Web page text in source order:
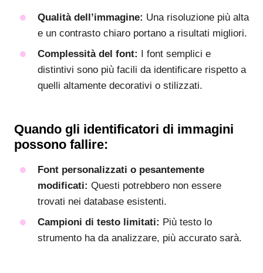
Qualità dell’immagine: Una risoluzione più alta
e un contrasto chiaro portano a risultati migliori.
Complessità del font: I font semplici e
distintivi sono più facili da identificare rispetto a
quelli altamente decorativi o stilizzati.
Quando gli identificatori di immagini
possono fallire:
Font personalizzati o pesantemente
modificati: Questi potrebbero non essere
trovati nei database esistenti.
Campioni di testo limitati: Più testo lo
strumento ha da analizzare, più accurato sarà.